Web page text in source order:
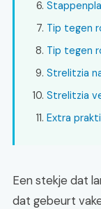
Tip tegen
Tip tegen
Strelitzia
Strelitzia
Extra
Een stekje dat
dat gebeurt